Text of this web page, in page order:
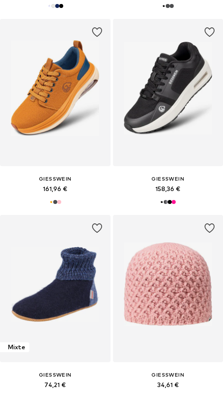
GIESSWEIN
161,96 €
GIESSWEIN
158,36 €
Mixte
GIESSWEIN
74,21 €
GIESSWEIN
34,61 €